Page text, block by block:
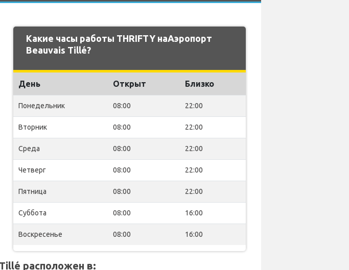
Какие часы работы THRIFTY наАэропорт
Beauvais Tillé?
День Открыт Близко
Понедельник 08:00 22:00
Вторник 08:00 22:00
Среда 08:00 22:00
Четверг 08:00 22:00
Пятница 08:00 22:00
Суббота 08:00 16:00
Воскресенье 08:00 16:00
расположен в: